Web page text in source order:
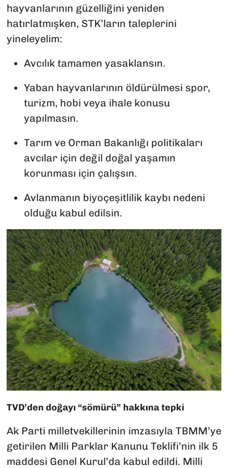
hayvanlarının güzelliğini yeniden
hatırlatmışken, STK’ların taleplerini
yineleyelim:
Avcılık tamamen yasaklansın.
Yaban hayvanlarının öldürülmesi spor,
turizm, hobi veya ihale konusu
yapılmasın.
Tarım ve Orman Bakanlığı politikaları
avcılar için değil doğal yaşamın
korunması için çalışsın.
Avlanmanın biyoçeşitlilik kaybı nedeni
olduğu kabul edilsin.
TVD’den doğayı “sömürü” hakkına tepki
Ak Parti milletvekillerinin imzasıyla TBMM’ye
getirilen Milli Parklar Kanunu Teklifi’nin ilk 5
maddesi Genel Kurul’da kabul edildi. Milli